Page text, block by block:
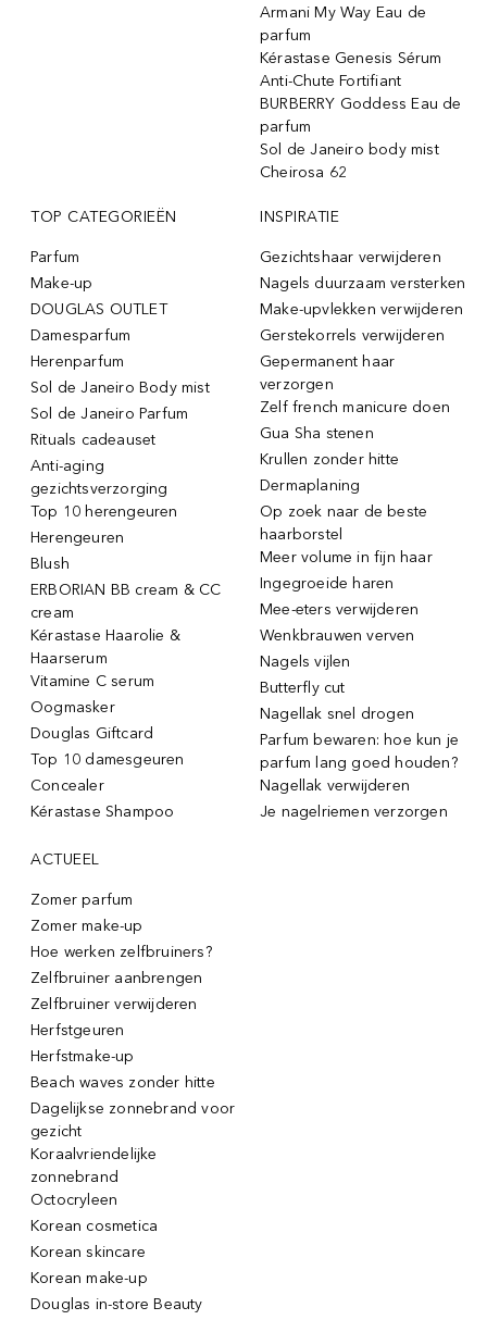
Armani My Way Eau de
parfum
Kérastase Genesis Sérum
Anti-Chute Fortifiant
BURBERRY Goddess Eau de
parfum
Sol de Janeiro body mist
Cheirosa 62
TOP CATEGORIEËN
Parfum
Make-up
DOUGLAS OUTLET
Damesparfum
Herenparfum
Sol de Janeiro Body mist
Sol de Janeiro Parfum
Rituals cadeauset
Anti-aging
gezichtsverzorging
Top 10 herengeuren
Herengeuren
Blush
ERBORIAN BB cream & CC
cream
Kérastase Haarolie &
Haarserum
Vitamine C serum
Oogmasker
Douglas Giftcard
Top 10 damesgeuren
Concealer
Kérastase Shampoo
INSPIRATIE
Gezichtshaar verwijderen
Nagels duurzaam versterken
Make-upvlekken verwijderen
Gerstekorrels verwijderen
Gepermanent haar
verzorgen
Zelf french manicure doen
Gua Sha stenen
Krullen zonder hitte
Dermaplaning
Op zoek naar de beste
haarborstel
Meer volume in fijn haar
Ingegroeide haren
Mee-eters verwijderen
Wenkbrauwen verven
Nagels vijlen
Butterfly cut
Nagellak snel drogen
Parfum bewaren: hoe kun je
parfum lang goed houden?
Nagellak verwijderen
Je nagelriemen verzorgen
ACTUEEL
Zomer parfum
Zomer make-up
Hoe werken zelfbruiners?
Zelfbruiner aanbrengen
Zelfbruiner verwijderen
Herfstgeuren
Herfstmake-up
Beach waves zonder hitte
Dagelijkse zonnebrand voor
gezicht
Koraalvriendelijke
zonnebrand
Octocryleen
Korean cosmetica
Korean skincare
Korean make-up
Douglas in-store Beauty